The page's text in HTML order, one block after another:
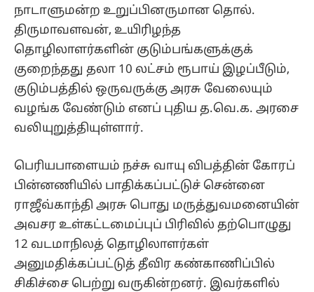
நாடாளுமன்ற உறுப்பினருமான தொல்.
திருமாவளவன், உயிரிழந்த
தொழிலாளர்களின் குடும்பங்களுக்குக்
குறைந்தது தலா 10 லட்சம் ரூபாய் இழப்பீடும்,
குடும்பத்தில் ஒருவருக்கு அரசு வேலையும்
வழங்க வேண்டும் எனப் புதிய த.வெ.க. அரசை
வலியுறுத்தியுள்ளார்.
பெரியபாளையம் நச்சு வாயு விபத்தின் கோரப்
பின்னணியில் பாதிக்கப்பட்டுச் சென்னை
ராஜீவ்காந்தி அரசு பொது மருத்துவமனையின்
அவசர உள்கட்டமைப்புப் பிரிவில் தற்பொழுது
12 வடமாநிலத் தொழிலாளர்கள்
அனுமதிக்கப்பட்டுத் தீவிர கண்காணிப்பில்
சிகிச்சை பெற்று வருகின்றனர். இவர்களில்